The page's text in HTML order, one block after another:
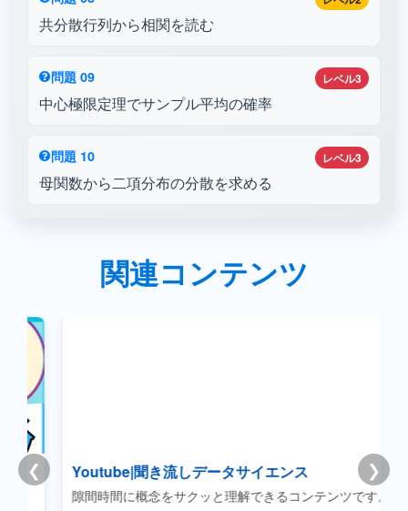
共分散行列から相関を読む
レベル3
問題 09
中心極限定理でサンプル平均の確率
レベル3
問題 10
母関数から二項分布の分散を求める
関連コンテンツ
❮ ❯
Youtube|聞き流しデータサイエンス
隙間時間に概念をサクッと理解できるコンテンツです。